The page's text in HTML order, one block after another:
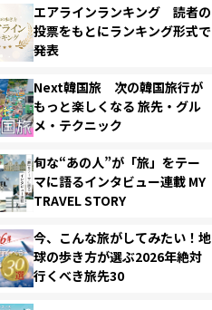
エアラインランキング 読者の
投票をもとにランキング形式で
発表
Next韓国旅 次の韓国旅行が
もっと楽しくなる 旅先・グル
メ・テクニック
旬な“あの人”が「旅」をテー
マに語るインタビュー連載 MY
TRAVEL STORY
今、こんな旅がしてみたい！地
球の歩き方が選ぶ2026年絶対
行くべき旅先30